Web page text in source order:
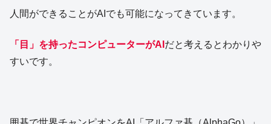
人間ができることがAIでも可能になってきています。
「目」を持ったコンピューターがAI だと考えるとわかりや
すいです。